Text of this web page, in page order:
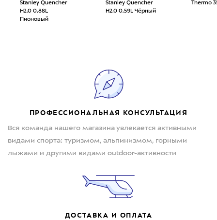
Stanley Quencher
H2.0 0,88L
Пионовый
Stanley Quencher
H2.0 0,59L Чёрный
Thermo
ПРОФЕССИОНАЛЬНАЯ КОНСУЛЬТАЦИЯ
Вся команда нашего магазина увлекается активными
видами спорта: туризмом, альпинизмом, горными
лыжами и другими видами outdoor-активности
ДОСТАВКА И ОПЛАТА